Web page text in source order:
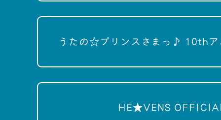
うたの☆プリンスさまっ♪ 10thア
HE★VENS